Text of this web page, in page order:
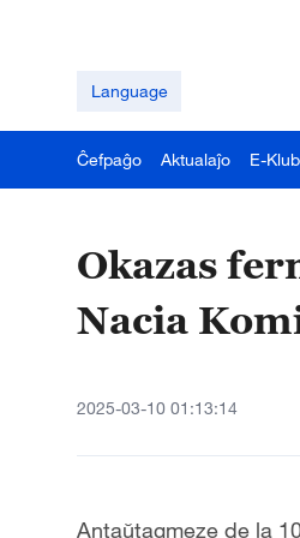
Language
Ĉefpaĝo Aktualaĵo E-
Okazas
Nacia
2025-03-10 01:13:14
Antaŭtagmeze de la